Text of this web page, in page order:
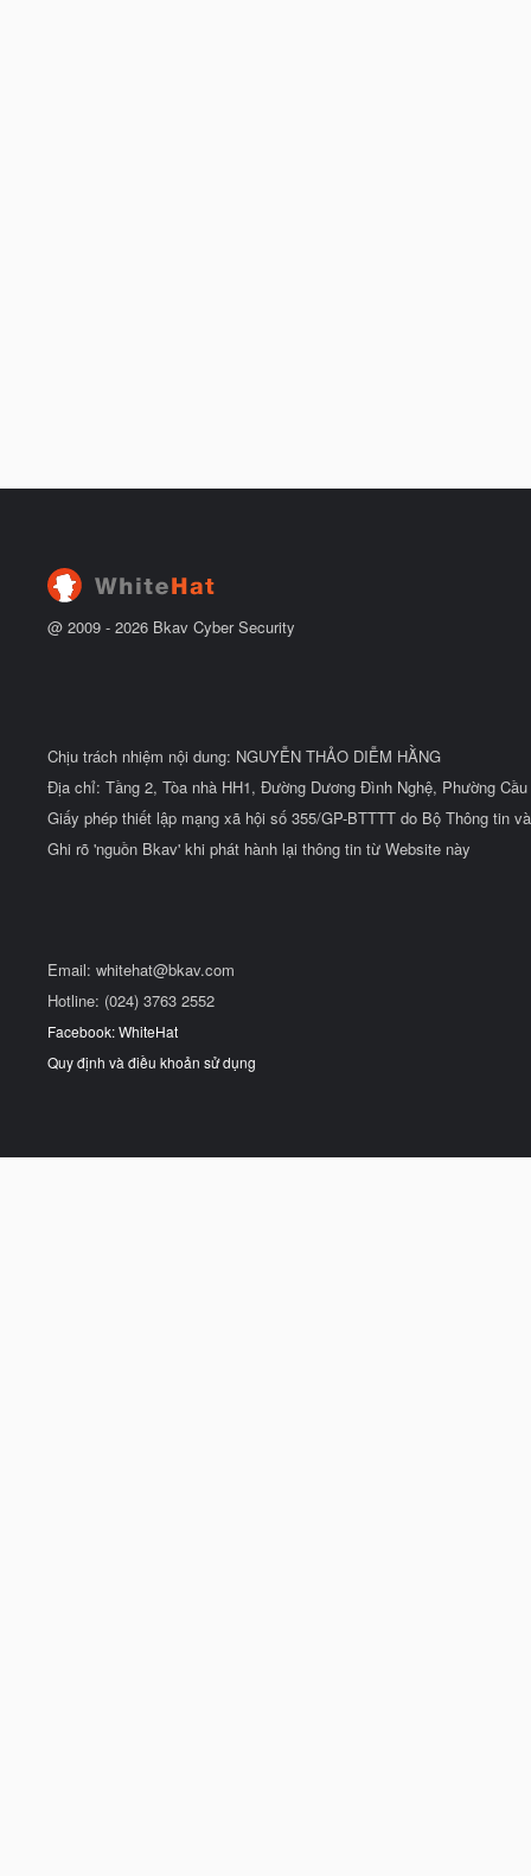
@ 2009 - 2026 Bkav Cyber Security
Chịu trách nhiệm nội dung: NGUYỄN THẢO DIỄM HẰNG
Địa chỉ: Tầng 2, Tòa nhà HH1, Đường Dương Đình Nghệ, Phường
Giấy phép thiết lập mạng xã hội số 355/GP-BTTTT do Bộ Thông tin
Ghi rõ 'nguồn Bkav' khi phát hành lại thông tin từ Website này
Email: whitehat@bkav.com
Hotline: (024) 3763 2552
Facebook: WhiteHat
Quy định và điều khoản sử dụng